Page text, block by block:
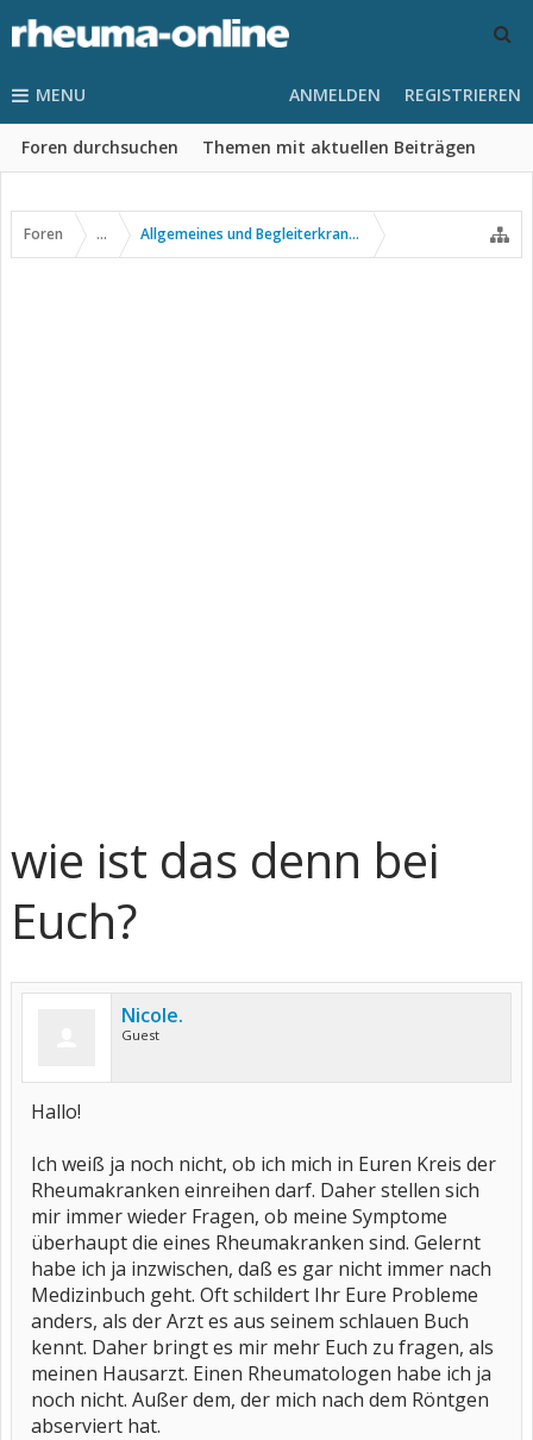
MENU
Foren durchsuchen Themen mit aktuellen Beiträgen
ANMELDEN REGISTRIEREN
Foren ... Allgemeines und Begleiterkrankungen
wie ist das denn bei
Euch?
Nicole.
Guest
Hallo!
Ich weiß ja noch nicht, ob ich mich in Euren Kreis der
Rheumakranken einreihen darf. Daher stellen sich
mir immer wieder Fragen, ob meine Symptome
überhaupt die eines Rheumakranken sind. Gelernt
habe ich ja inzwischen, daß es gar nicht immer nach
Medizinbuch geht. Oft schildert Ihr Eure Probleme
anders, als der Arzt es aus seinem schlauen Buch
kennt. Daher bringt es mir mehr Euch zu fragen, als
meinen Hausarzt. Einen Rheumatologen habe ich ja
noch nicht. Außer dem, der mich nach dem Röntgen
abserviert hat.